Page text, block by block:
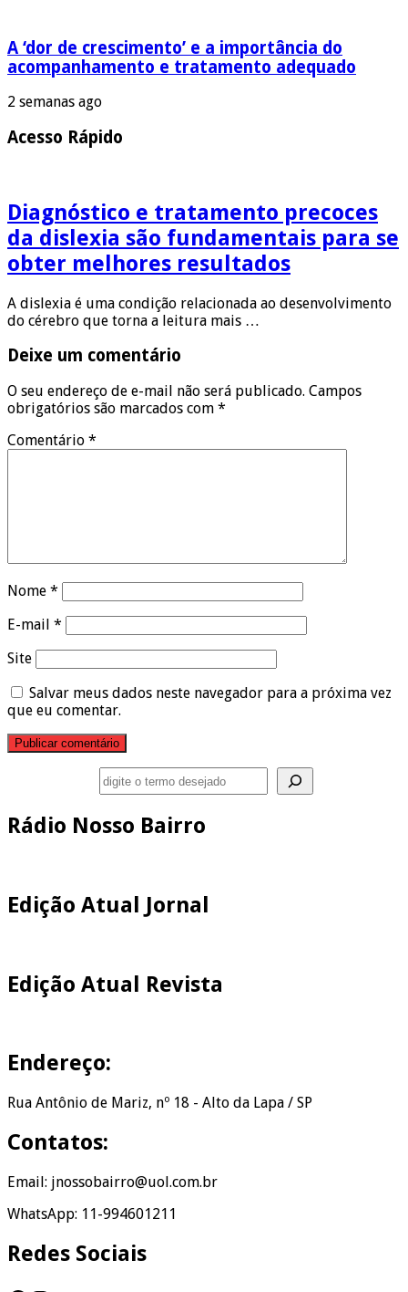
A ‘dor de crescimento’ e a importância do
acompanhamento e tratamento adequado
2 semanas ago
Acesso Rápido
Diagnóstico e tratamento precoces
da dislexia são fundamentais para se
obter melhores resultados
A dislexia é uma condição relacionada ao desenvolvimento
do cérebro que torna a leitura mais …
Deixe um comentário
O seu endereço de e-mail não será publicado. Campos
obrigatórios são marcados com *
Comentário *
Nome *
E-mail *
Site
Salvar meus dados neste navegador para a próxima vez
que eu comentar.
Rádio Nosso Bairro
Edição Atual Jornal
Edição Atual Revista
Endereço:
Rua Antônio de Mariz, nº 18 - Alto da Lapa / SP
Contatos:
Email: jnossobairro@uol.com.br
WhatsApp: 11-994601211
Redes Sociais